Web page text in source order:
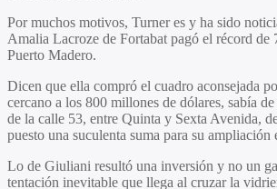
Por muchos motivos, Turner es y ha sido
Amalia Lacroze de Fortabat pagó el récord
Puerto Madero.
Dicen que ella compró el cuadro aconsejada
cercano a los 800 millones de dólares, sabía
de la calle 53, entre Quinta y Sexta Avenida,
puesto una suculenta suma para su
Lo de Giuliani resultó una inversión y no un
tentación inevitable que llega al cruzar la